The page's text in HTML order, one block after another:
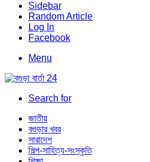
Sidebar
Random Article
Log In
Facebook
Menu
Search for
জাতীয়
বগুড়ার খবর
সারাদেশ
শিল্প-সাহিত্য-সংস্কৃতি